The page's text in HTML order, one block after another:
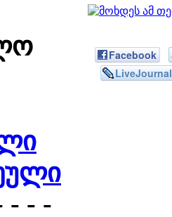
- - -
Facebook
LiveJournal